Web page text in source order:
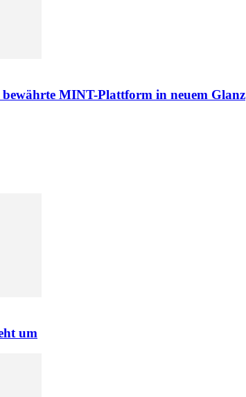
bewährte MINT-Plattform in neuem Glanz
um